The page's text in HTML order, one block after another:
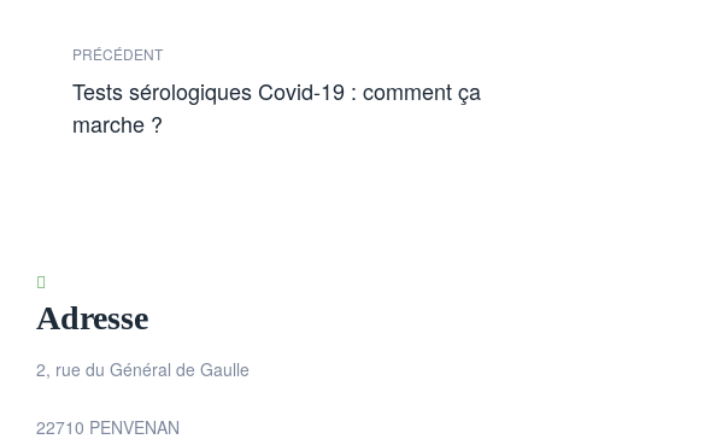
PRÉCÉDENT
Tests sérologiques Covid-19 : comment ça
marche ?
Adresse
2, rue du Général de Gaulle
22710 PENVENAN